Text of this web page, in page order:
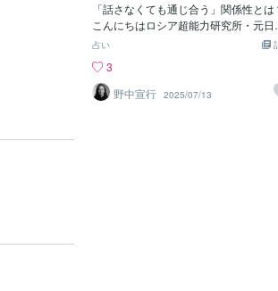
「話さなくても通じ合う」関係性とは
こんにちはロシア超能力研究所・元日
代理人悟りの賢者、Nobuyuki
す。毎日、妻と共に同じ部屋で過ごし、
同じ景色を眺め、同じお茶を飲みなが
ら、穏やかな時間を共有しています。
占い
3
野中宣行 2025/07/13